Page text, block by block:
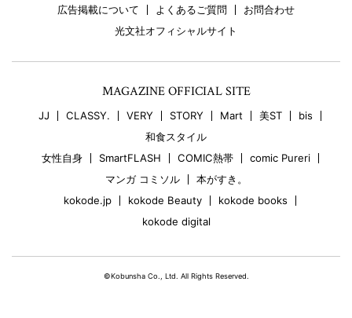
広告掲載について
よくあるご質問
お問合わせ
光文社オフィシャルサイト
MAGAZINE OFFICIAL SITE
JJ CLASSY. VERY STORY Mart 美ST
bis
和食スタイル
女性自身
SmartFLASH COMIC熱帯
comic Pureri
マンガ コミソル
本がすき。
kokode.jp
kokode Beauty
kokode books
kokode digital
©Kobunsha Co., Ltd. All Rights Reserved.